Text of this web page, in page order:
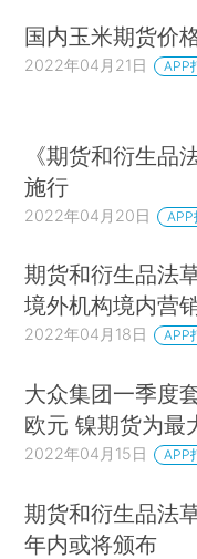
国内玉米期货价
2022年04月21日 APP
《期货和衍生品
施行
2022年04月20日 APP
期货和衍生品法
境外机构境内营
2022年04月18日 APP
大众集团一季度
欧元 镍期货为最
2022年04月15日 APP
期货和衍生品法
年内或将颁布